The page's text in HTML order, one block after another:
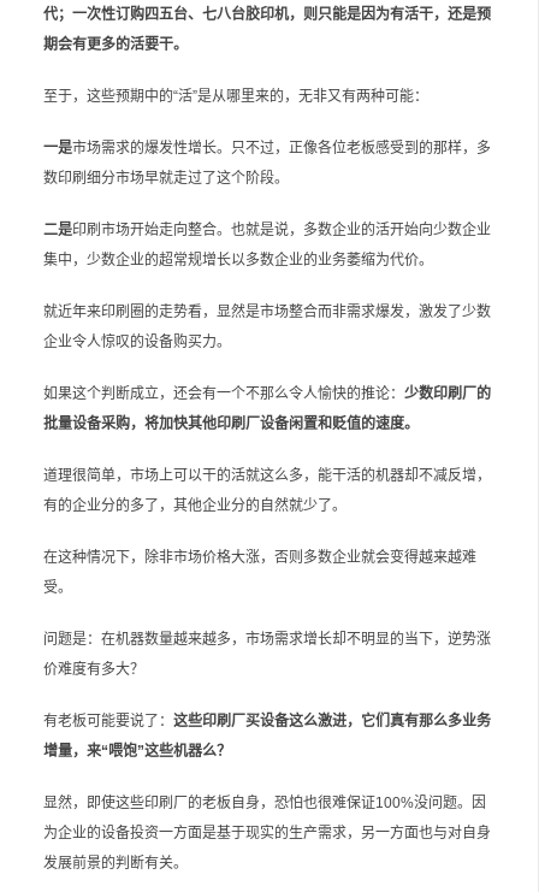
代； 一次性订购四五台、七八台胶印机，则只能是因为有活干，还是预
期会有更多的活要干。
至于，这些预期中的“活”是从哪里来的，无非又有两种可能：
一是市场需求的爆发性增长。只不过，正像各位老板感受到的那样，多
数印刷细分市场早就走过了这个阶段。
二是印刷市场开始走向整合。也就是说，多数企业的活开始向少数企业
集中，少数企业的超常规增长以多数企业的业务萎缩为代价。
就近年来印刷圈的走势看，显然是市场整合而非需求爆发，激发了少数
企业令人惊叹的设备购买力。
如果这个判断成立，还会有一个不那么令人愉快的推论： 少数印刷厂的
批量设备采购，将加快其他印刷厂设备闲置和贬值的速度。
道理很简单，市场上可以干的活就这么多，能干活的机器却不减反增，
有的企业分的多了，其他企业分的自然就少了。
在这种情况下，除非市场价格大涨，否则多数企业就会变得越来越难
受。
问题是：在机器数量越来越多，市场需求增长却不明显的当下，逆势涨
价难度有多大？
有老板可能要说了： 这些印刷厂买设备这么激进，它们真有那么多业务
增量，来“喂饱”这些机器么？
显然，即使这些印刷厂的老板自身，恐怕也很难保证100%没问题。因
为企业的设备投资一方面是基于现实的生产需求，另一方面也与对自身
发展前景的判断有关。